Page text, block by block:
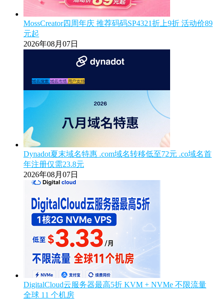
MossCreator四周年庆 推荐码码SP4321折上9折 活动价89
元起
2026年08月07日
Dynadot夏末域名特惠 .com域名转移低至72元 .co域名首
年注册仅需23.8元
2026年08月07日
DigitalCloud云服务器最高5折 KVM + NVMe 不限流量
全球 11 个机房